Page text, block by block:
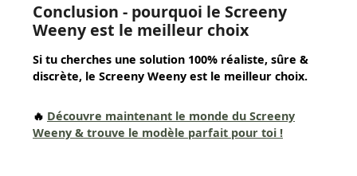
Conclusion - pourquoi le Screeny
Weeny est le meilleur choix
Si tu cherches une solution 100% réaliste, sûre &
discrète, le Screeny Weeny est le meilleur choix.
🔥 Découvre maintenant le monde du Screeny
Weeny & trouve le modèle parfait pour toi !